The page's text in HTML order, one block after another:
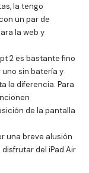
la tengo
un par de
la web y
2 es bastante fino
sin batería y
la diferencia. Para
de la pantalla
una breve alusión
del iPad Air